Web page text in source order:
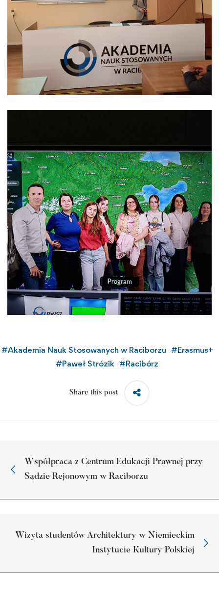
#Akademia Nauk Stosowanych w Raciborzu #Erasmus+
#Paweł Strózik #Racibórz
Share this post
Współpraca z Centrum Edukacji Prawnej przy
Sądzie Rejonowym w Raciborzu
Wizyta studentów Architektury w Niemieckim
Instytucie Kultury Polskiej